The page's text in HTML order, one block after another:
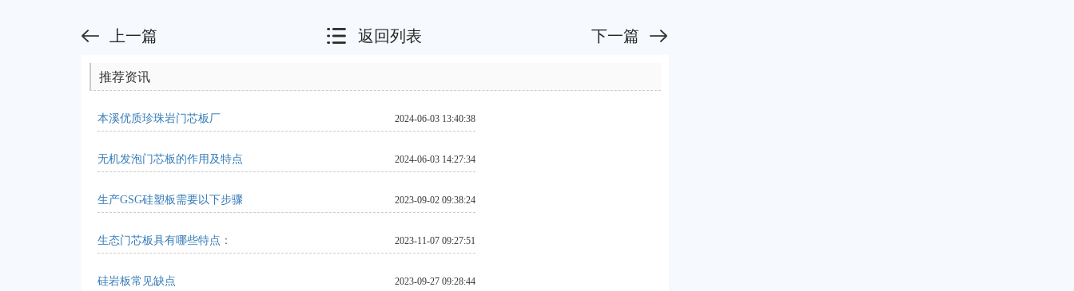
上一篇 返回列表 下一篇
推荐资讯
本溪优质珍珠岩门芯板厂 2024-06-03 13:40:38
无机发泡门芯板的作用及特点 2024-06-03 14:27:34
生产GSG硅塑板需要以下步骤 2023-09-02 09:38:24
生态门芯板具有哪些特点： 2023-11-07 09:27:51
硅岩板常见缺点 2023-09-27 09:28:44